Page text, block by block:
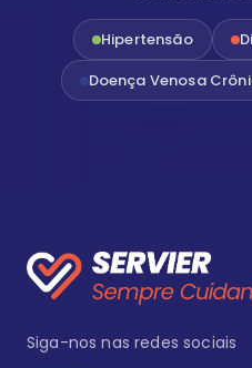
Hipertensão
Doença Venosa
Siga-nos nas redes sociais